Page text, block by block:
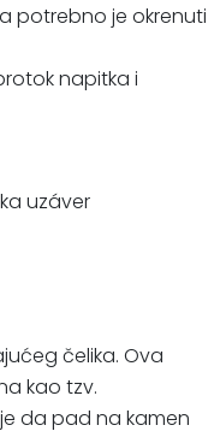
potrebno je okrenuti
napitka i
čelika. Ova
kao tzv.
da pad na kamen